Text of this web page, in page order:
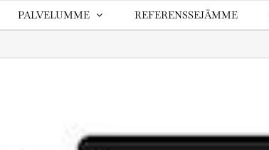
PALVELUMME REFERENSSEJÄMME